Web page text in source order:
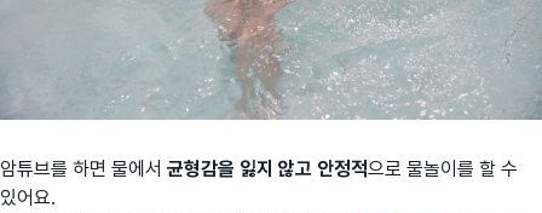
암튜브를 하면 물에서 균형감을 잃지 않고 안정적으로 물놀이를 할 수
있어요.